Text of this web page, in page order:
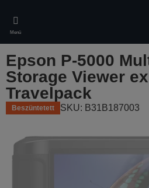
main
content
Menü
Epson P-5000
Storage Viewer
Travelpack
Beszüntetett SKU: B31B187003